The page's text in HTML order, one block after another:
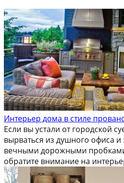
Интерьер дома в стиле прованс
Если вы устали от городской
вырваться из душного офиса
вечными дорожными
обратите внимание на